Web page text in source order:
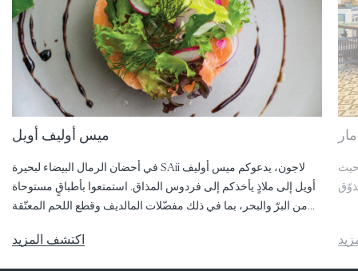
ميس أوليف أويل
في أحضان الرمال البيضاء لبحيرة SAii لاجون، يدعوكم ميس أوليف
أويل إلى ملاذٍ يأخذكم إلى فردوس المذاق. استمتعوا بأطباقٍ مستوحاة
من البرّ والبحر، بما في ذلك مفضّلات المالديف وقطع اللحم المعتّقة
اكتشف المزيد
حيث